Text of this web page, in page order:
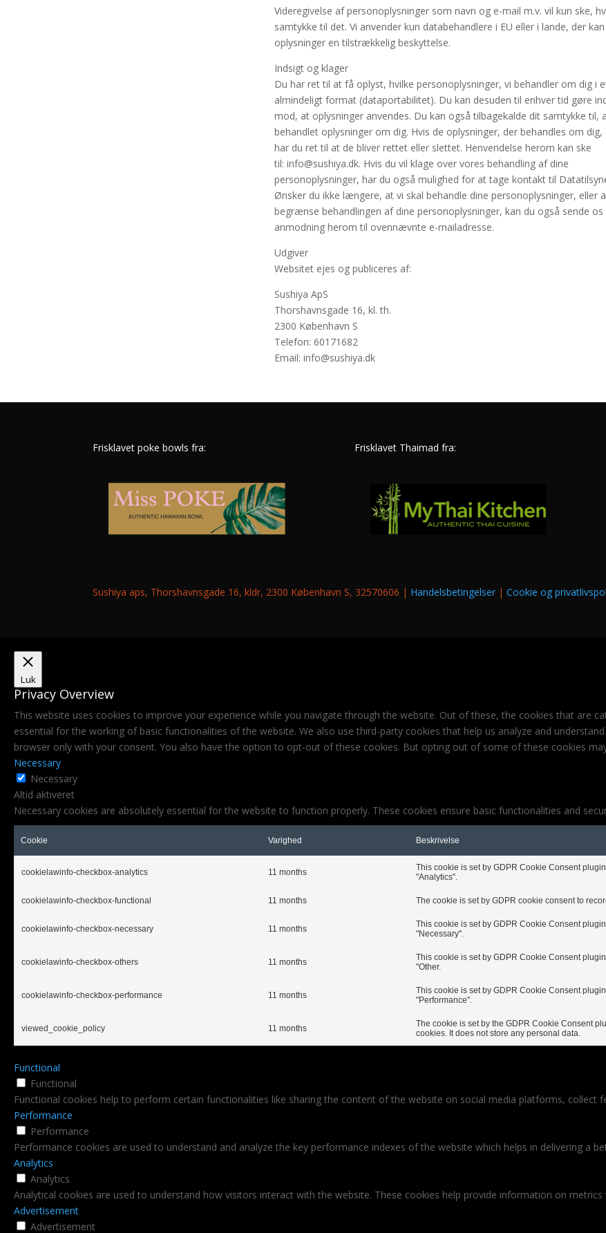
Videregivelse af personoplysninger som navn og e-mail m.v. vil kun ske,
samtykke til det. Vi anvender kun databehandlere i EU eller i lande, der
oplysninger en tilstrækkelig beskyttelse.
Indsigt og klager
Du har ret til at få oplyst, hvilke personoplysninger, vi behandler om dig i
almindeligt format (dataportabilitet). Du kan desuden til enhver tid gøre
mod, at oplysninger anvendes. Du kan også tilbagekalde dit samtykke til,
behandlet oplysninger om dig. Hvis de oplysninger, der behandles om
har du ret til at de bliver rettet eller slettet. Henvendelse herom kan ske
til: info@sushiya.dk. Hvis du vil klage over vores behandling af dine
personoplysninger, har du også mulighed for at tage kontakt til
Ønsker du ikke længere, at vi skal behandle dine personoplysninger, eller
begrænse behandlingen af dine personoplysninger, kan du også sende os
anmodning herom til ovennævnte e-mailadresse.
Udgiver
Websitet ejes og publiceres af:
Sushiya ApS
Thorshavnsgade 16, kl. th.
2300 København S
Telefon: 60171682
Email: info@sushiya.dk
Frisklavet poke bowls fra: Frisklavet Thaimad fra:
Sushiya aps, Thorshavnsgade 16, kldr, 2300 København S, 32570606 | Handelsbetingelser |Cookie og
Luk
Privacy Overview
This website uses cookies to improve your experience while you navigate through the website. Out of these, the cookies that are
essential for the working of basic functionalities of the website. We also use third-party cookies that help us analyze and
browser only with your consent. You also have the option to opt-out of these cookies. But opting out of some of these cookies
Necessary
Necessary
Altid aktiveret
Necessary cookies are absolutely essential for the website to function properly. These cookies ensure basic functionalities and
Cookie Varighed Beskrivelse
cookielawinfo-checkbox-analytics 11 months
This cookie is set by GDPR Cookie Consent
"Analytics".
cookielawinfo-checkbox-functional 11 months The cookie is set by GDPR cookie consent to
cookielawinfo-checkbox-necessary 11 months
This cookie is set by GDPR Cookie Consent
"Necessary".
cookielawinfo-checkbox-others 11 months
This cookie is set by GDPR Cookie Consent
"Other.
cookielawinfo-checkbox-performance 11 months
This cookie is set by GDPR Cookie Consent
"Performance".
viewed_cookie_policy 11 months
The cookie is set by the GDPR Cookie Consent
cookies. It does not store any personal data.
Functional
Functional
Functional cookies help to perform certain functionalities like sharing the content of the website on social media platforms, collect
Performance
Performance
Performance cookies are used to understand and analyze the key performance indexes of the website which helps in delivering a
Analytics
Analytics
Analytical cookies are used to understand how visitors interact with the website. These cookies help provide information on
Advertisement
Advertisement